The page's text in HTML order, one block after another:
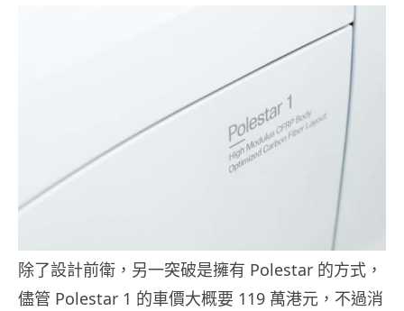
除了設計前衛，另一突破是擁有 Polestar 的方式，
儘管 Polestar 1 的車價大概要 119 萬港元，不過消